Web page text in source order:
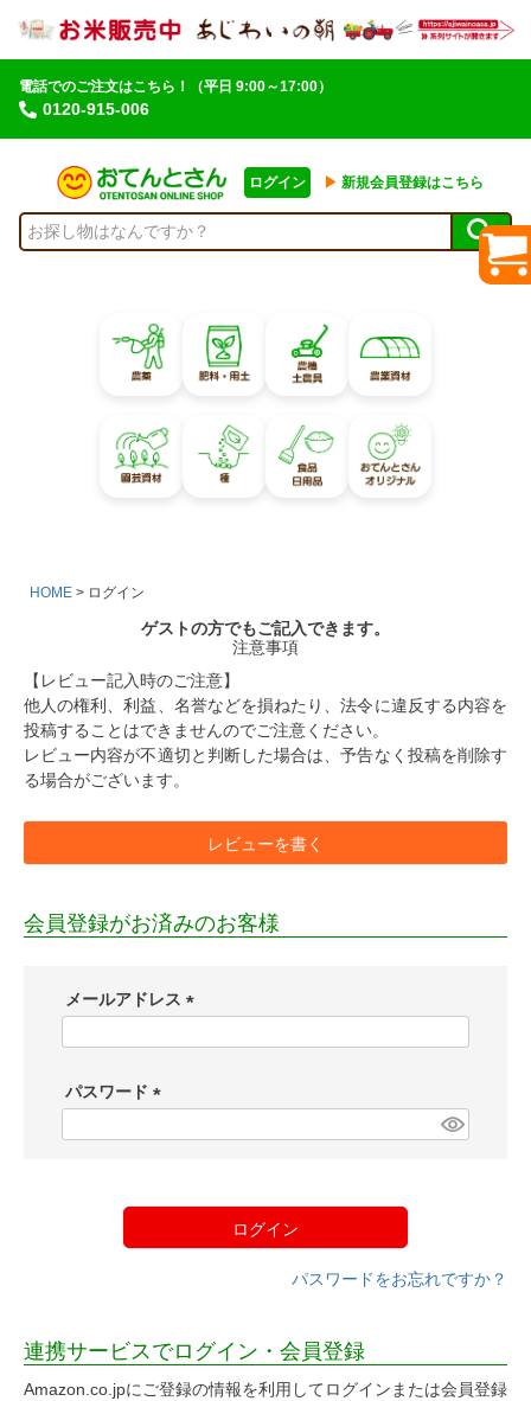
電話でのご注文はこちら！
0120-915-006
（平日 9:00～17:00）
ログイン ▶︎ 新規会員登録はこちら
HOME ログイン
ゲストの方でもご記入できます。
注意事項
【レビュー記入時のご注意】
他人の権利、利益、名誉などを損ねたり、法令に違反する内容を
投稿することはできませんのでご注意ください。
レビュー内容が不適切と判断した場合は、予告なく投稿を削除す
る場合がございます。
レビューを書く
会員登録がお済みのお客様
メールアドレス
)
パスワード
ログイン
パスワードをお忘れですか？
連携サービスでログイン・会員登録
Amazon.co.jpにご登録の情報を利用してログインまたは会員登録